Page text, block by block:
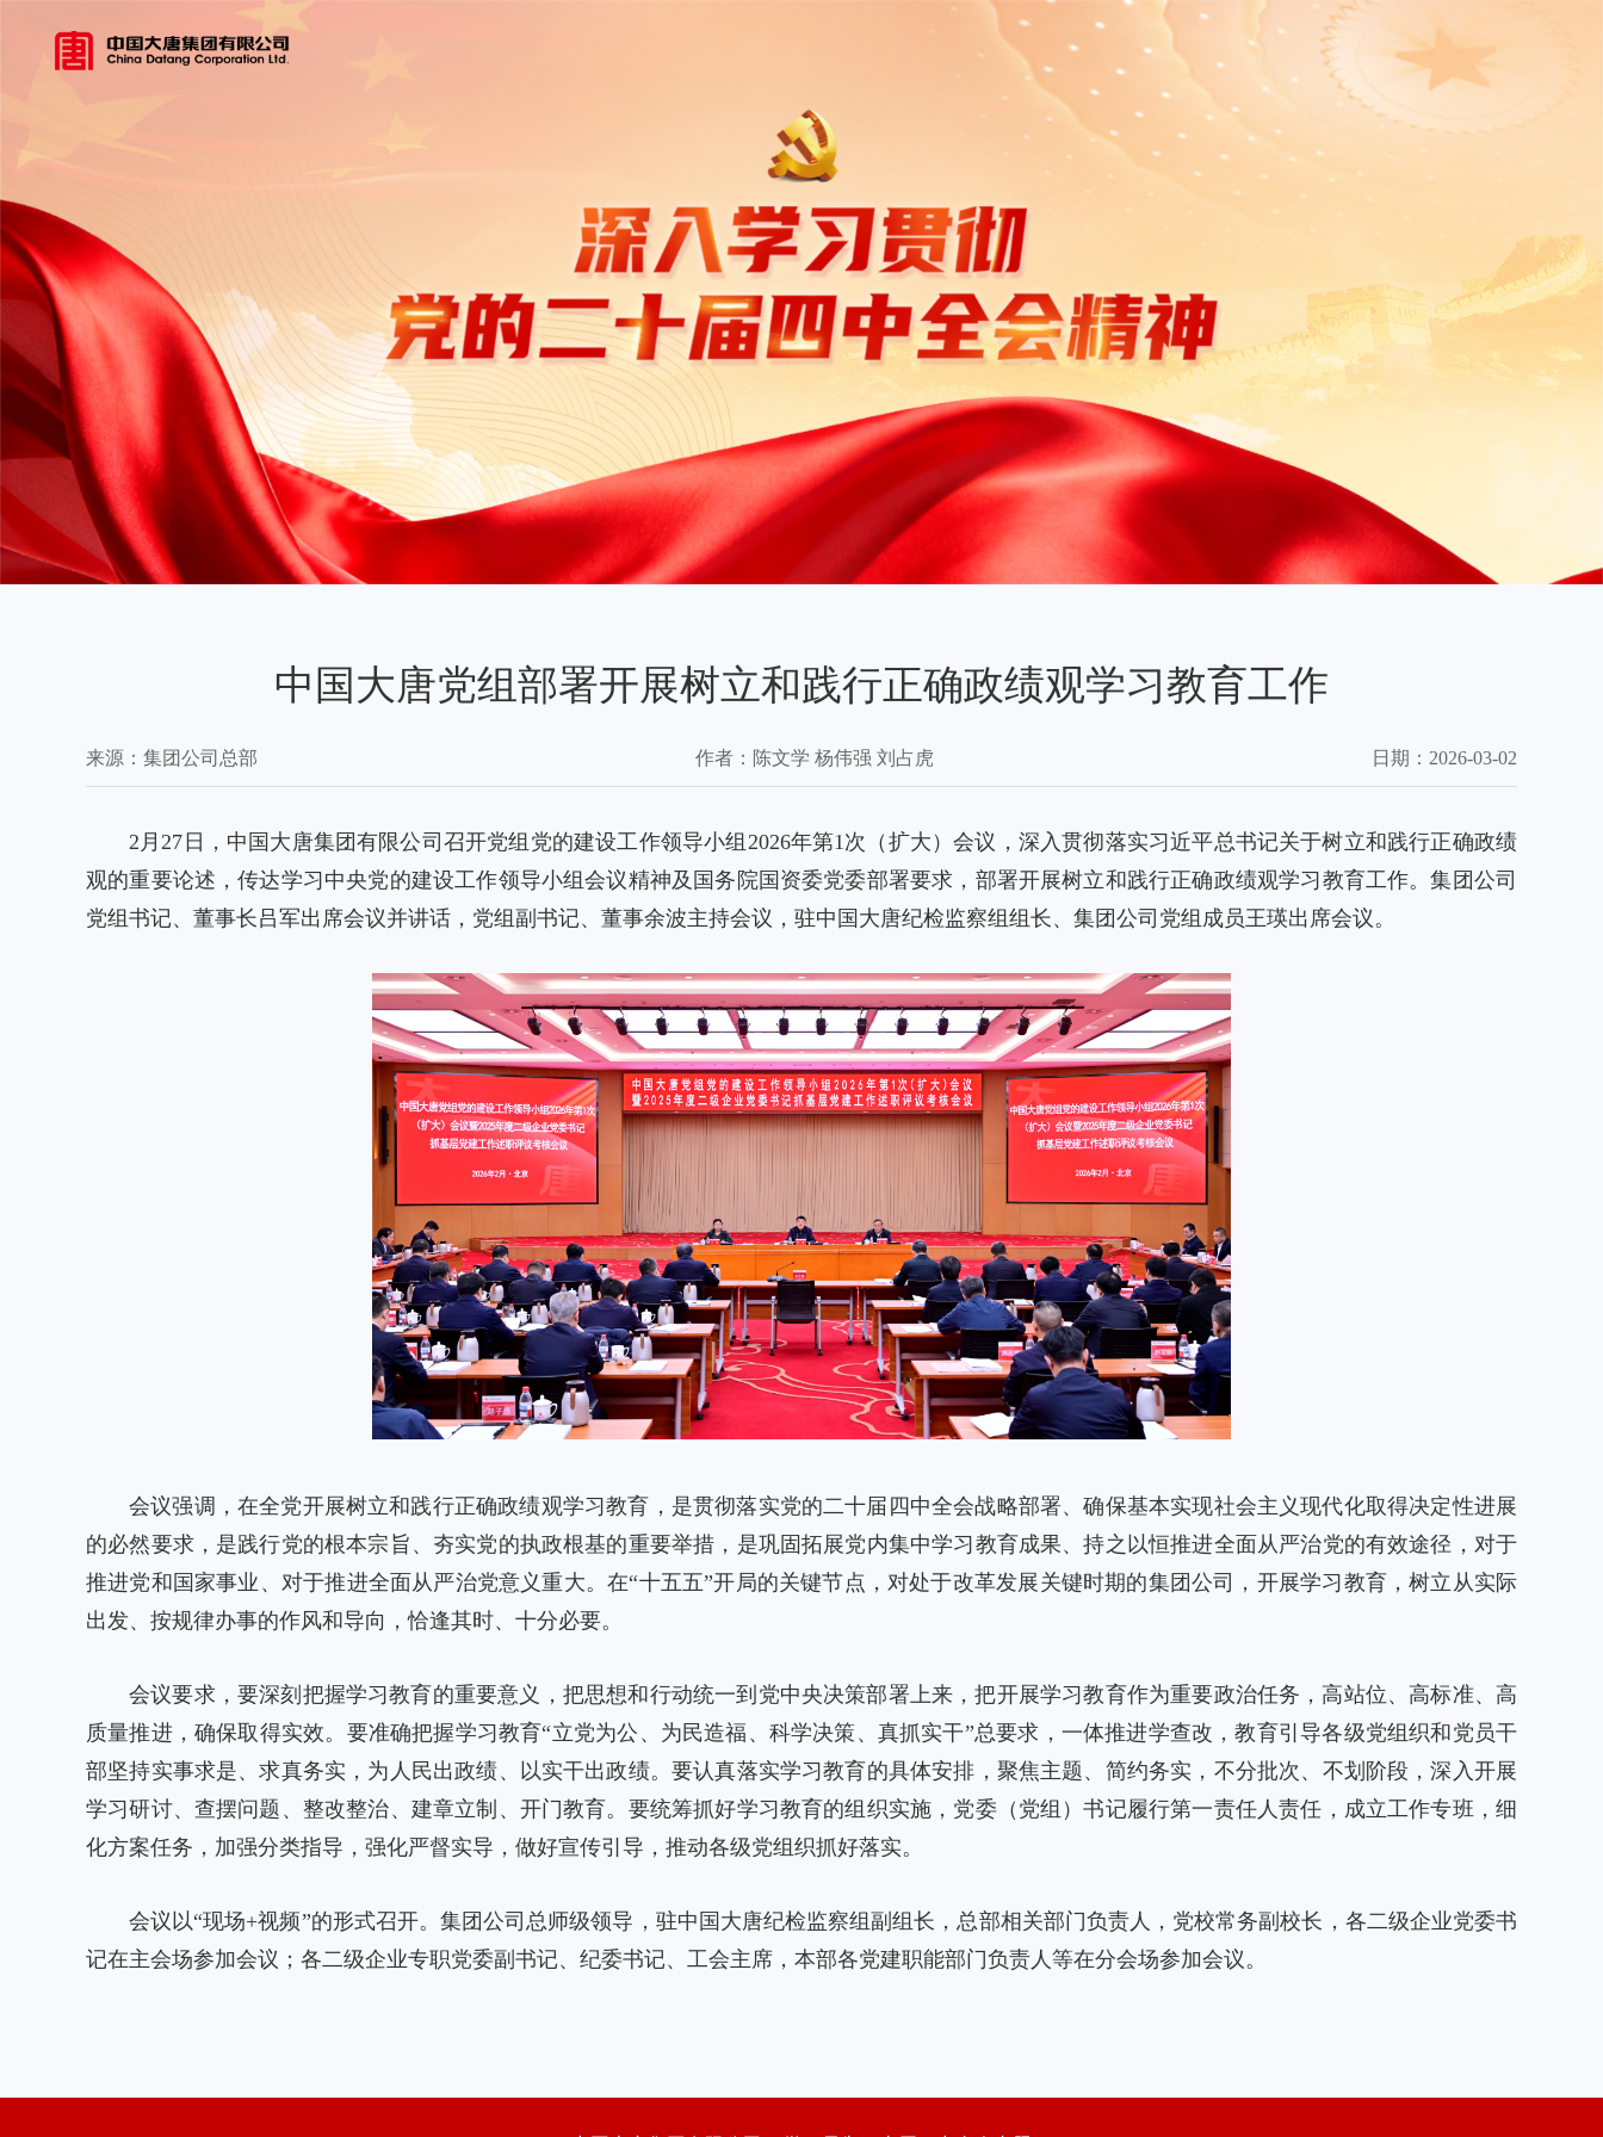
​中国大唐党组部署开展树立和践行正确政绩观学习教育工作
来源： 集团公司总部 作者： 陈文学 杨伟强 刘占虎 日期： 2026-03-02
2月27日，中国大唐集团有限公司召开党组党的建设工作领导小组2026年第1次（扩大）会议，深入贯彻落实习近平总书记关于树立和践行正确政绩
观的重要论述，传达学习中央党的建设工作领导小组会议精神及国务院国资委党委部署要求，部署开展树立和践行正确政绩观学习教育工作。集团公司
党组书记、董事长吕军出席会议并讲话，党组副书记、董事余波主持会议，驻中国大唐纪检监察组组长、集团公司党组成员王瑛出席会议。
会议强调，在全党开展树立和践行正确政绩观学习教育，是贯彻落实党的二十届四中全会战略部署、确保基本实现社会主义现代化取得决定性进展
的必然要求，是践行党的根本宗旨、夯实党的执政根基的重要举措，是巩固拓展党内集中学习教育成果、持之以恒推进全面从严治党的有效途径，对于
推进党和国家事业、对于推进全面从严治党意义重大。在“十五五”开局的关键节点，对处于改革发展关键时期的集团公司，开展学习教育，树立从实际
出发、按规律办事的作风和导向，恰逢其时、十分必要。
会议要求，要深刻把握学习教育的重要意义，把思想和行动统一到党中央决策部署上来，把开展学习教育作为重要政治任务，高站位、高标准、高
质量推进，确保取得实效。要准确把握学习教育“立党为公、为民造福、科学决策、真抓实干”总要求，一体推进学查改，教育引导各级党组织和党员干
部坚持实事求是、求真务实，为人民出政绩、以实干出政绩。要认真落实学习教育的具体安排，聚焦主题、简约务实，不分批次、不划阶段，深入开展
学习研讨、查摆问题、整改整治、建章立制、开门教育。要统筹抓好学习教育的组织实施，党委（党组）书记履行第一责任人责任，成立工作专班，细
化方案任务，加强分类指导，强化严督实导，做好宣传引导，推动各级党组织抓好落实。
会议以“现场+视频”的形式召开。集团公司总师级领导，驻中国大唐纪检监察组副组长，总部相关部门负责人，党校常务副校长，各二级企业党委书
记在主会场参加会议；各二级企业专职党委副书记、纪委书记、工会主席，本部各党建职能部门负责人等在分会场参加会议。